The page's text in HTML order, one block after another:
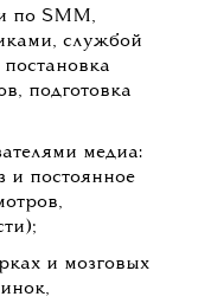
по SMM,
службой
подготовка
медиа:
и постоянное
и мозговых